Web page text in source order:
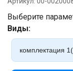
Выберите
Виды:
комплектация